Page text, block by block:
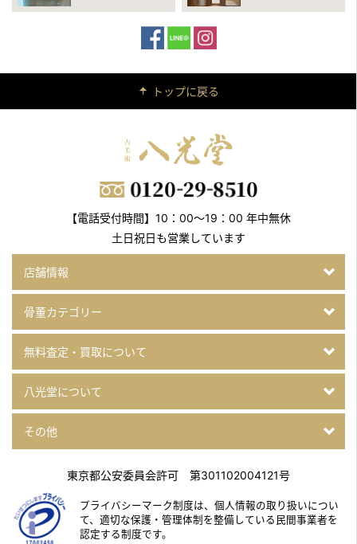
トップに戻る
【電話受付時間】10：00～19：00 年中無休
土日祝日も営業しています
店舗情報
骨董カテゴリー
無料査定・買取について
八光堂について
その他
東京都公安委員会許可 第301102004121号
プライバシーマーク制度は、個人情報の取り扱いについ
て、適切な保護・管理体制を整備している民間事業者を
認定する制度です。